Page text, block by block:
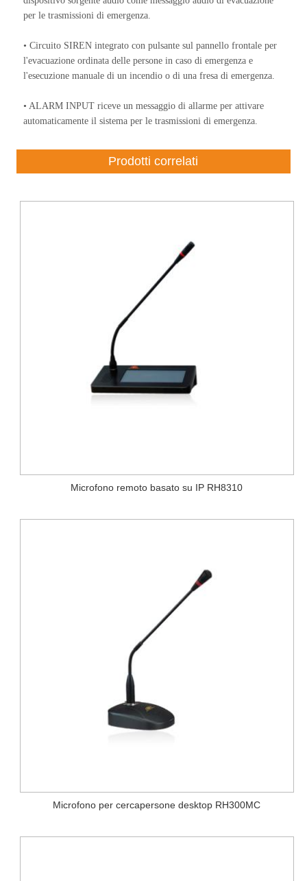
per le trasmissioni di emergenza.
• Circuito SIREN integrato con pulsante sul pannello frontale per
l'evacuazione ordinata delle persone in caso di emergenza e
l'esecuzione manuale di un incendio o di una fresa di emergenza.
• ALARM INPUT riceve un messaggio di allarme per attivare
automaticamente il sistema per le trasmissioni di emergenza.
Prodotti correlati
Microfono remoto basato su IP RH8310
Microfono per cercapersone desktop RH300MC